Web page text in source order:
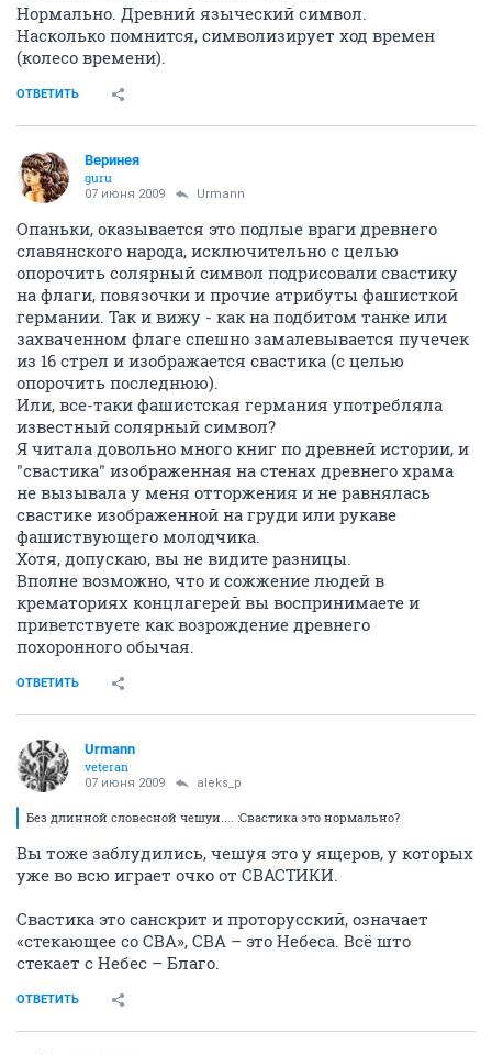
Нормально. Древний языческий символ.
Насколько помнится, символизирует ход времен
(колесо времени).
ОТВЕТИТЬ
Веринея
guru
07 июня 2009 Urmann
Опаньки, оказывается это подлые враги древнего
славянского народа, исключительно с целью
опорочить солярный символ подрисовали свастику
на флаги, повязочки и прочие атрибуты фашисткой
германии. Так и вижу - как на подбитом танке или
захваченном флаге спешно замалевывается пучечек
из 16 стрел и изображается свастика (с целью
опорочить последнюю).
Или, все-таки фашистская германия употребляла
известный солярный символ?
Я читала довольно много книг по древней истории, и
"свастика" изображенная на стенах древнего храма
не вызывала у меня отторжения и не равнялась
свастике изображенной на груди или рукаве
фашиствующего молодчика.
Хотя, допускаю, вы не видите разницы.
Вполне возможно, что и сожжение людей в
крематориях концлагерей вы воспринимаете и
приветствуете как возрождение древнего
похоронного обычая.
ОТВЕТИТЬ
Urmann
veteran
07 июня 2009 aleks_p
Без длинной словесной чешуи.... :Свастика это нормально?
Вы тоже заблудились, чешуя это у ящеров, у которых
уже во всю играет очко от СВАСТИКИ.
Свастика это санскрит и проторусский, означает
«стекающее со СВА», СВА – это Небеса. Всё што
стекает с Небес – Благо.
ОТВЕТИТЬ